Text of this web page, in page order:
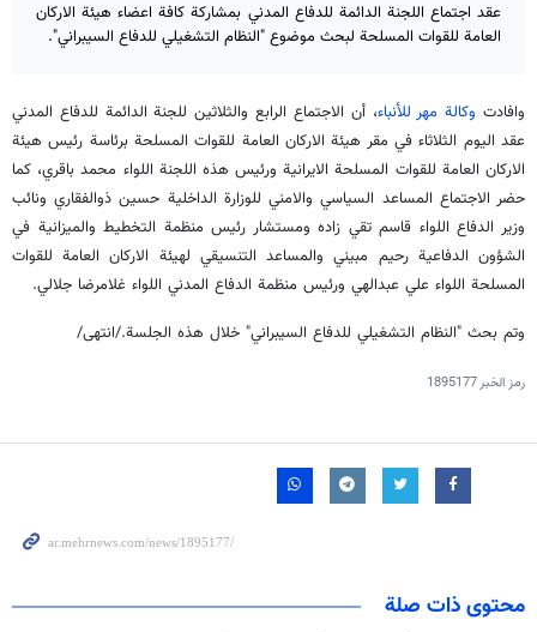
عقد اجتماع اللجنة الدائمة للدفاع المدني بمشاركة كافة اعضاء هيئة الاركان
العامة للقوات المسلحة لبحث موضوع "النظام التشغيلي للدفاع السيبراني".
وافادت وكالة مهر للأنباء، أن الاجتماع الرابع والثلاثين للجنة الدائمة للدفاع المدني
عقد اليوم الثلاثاء في مقر هيئة الاركان العامة للقوات المسلحة برئاسة رئيس هيئة
الاركان العامة للقوات المسلحة الايرانية ورئيس هذه اللجنة اللواء محمد باقري، كما
حضر الاجتماع المساعد السياسي والامني للوزارة الداخلية حسين ذوالفقاري ونائب
وزير الدفاع اللواء قاسم تقي زاده ومستشار رئيس منظمة التخطيط والميزانية في
الشؤون الدفاعية رحيم مبيني والمساعد التنسيقي لهيئة الاركان العامة للقوات
المسلحة اللواء علي عبدالهي ورئيس منظمة الدفاع المدني اللواء غلامرضا جلالي.
وتم بحث "النظام التشغيلي للدفاع السيبراني" خلال هذه الجلسة./انتهى/
رمز الخبر1895177
محتوى ذات صلة